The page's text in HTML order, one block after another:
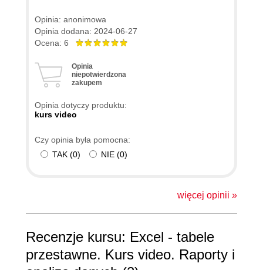
Opinia: anonimowa
Opinia dodana: 2024-06-27
Ocena: 6
Opinia
niepotwierdzona
zakupem
Opinia dotyczy produktu:
kurs video
Czy opinia była pomocna:
TAK (0) NIE (0)
więcej opinii »
Recenzje kursu: Excel - tabele
przestawne. Kurs video. Raporty i